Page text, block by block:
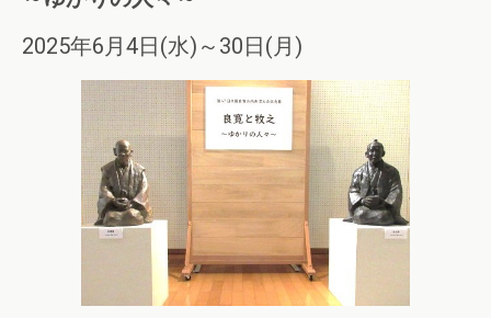
2025年6月4日(水)～30日(月)